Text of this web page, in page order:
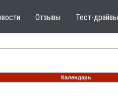
Отзывы Тест-драйвы
Календарь